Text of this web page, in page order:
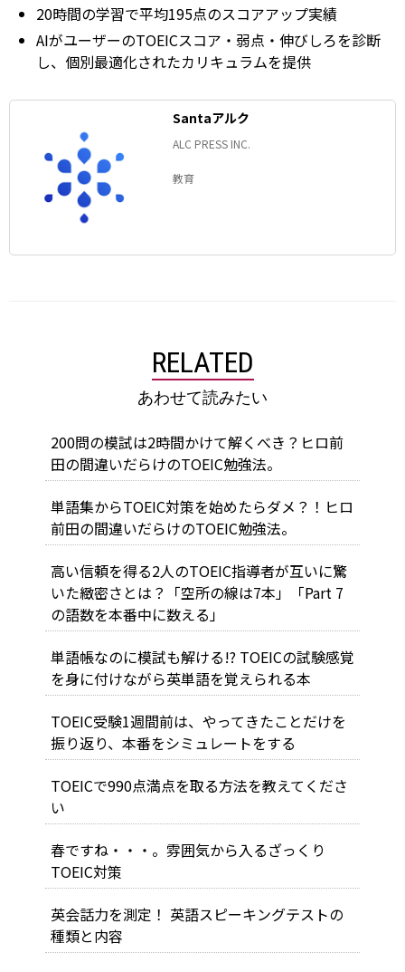
20時間の学習で平均195点のスコアアップ実績
AIがユーザーのTOEICスコア・弱点・伸びしろを診断
し、個別最適化されたカリキュラムを提供
Santaアルク
ALC PRESS INC.
教育
RELATED
あわせて読みたい
200問の模試は2時間かけて解くべき？ヒロ前
田の間違いだらけのTOEIC勉強法。
単語集からTOEIC対策を始めたらダメ？！ヒロ
前田の間違いだらけのTOEIC勉強法。
高い信頼を得る2人のTOEIC指導者が互いに驚
いた緻密さとは？「空所の線は7本」「Part 7
の語数を本番中に数える」
単語帳なのに模試も解ける!? TOEICの試験感覚
を身に付けながら英単語を覚えられる本
TOEIC受験1週間前は、やってきたことだけを
振り返り、本番をシミュレートをする
TOEICで990点満点を取る方法を教えてくださ
い
春ですね・・・。雰囲気から入るざっくり
TOEIC対策
英会話力を測定！ 英語スピーキングテストの
種類と内容